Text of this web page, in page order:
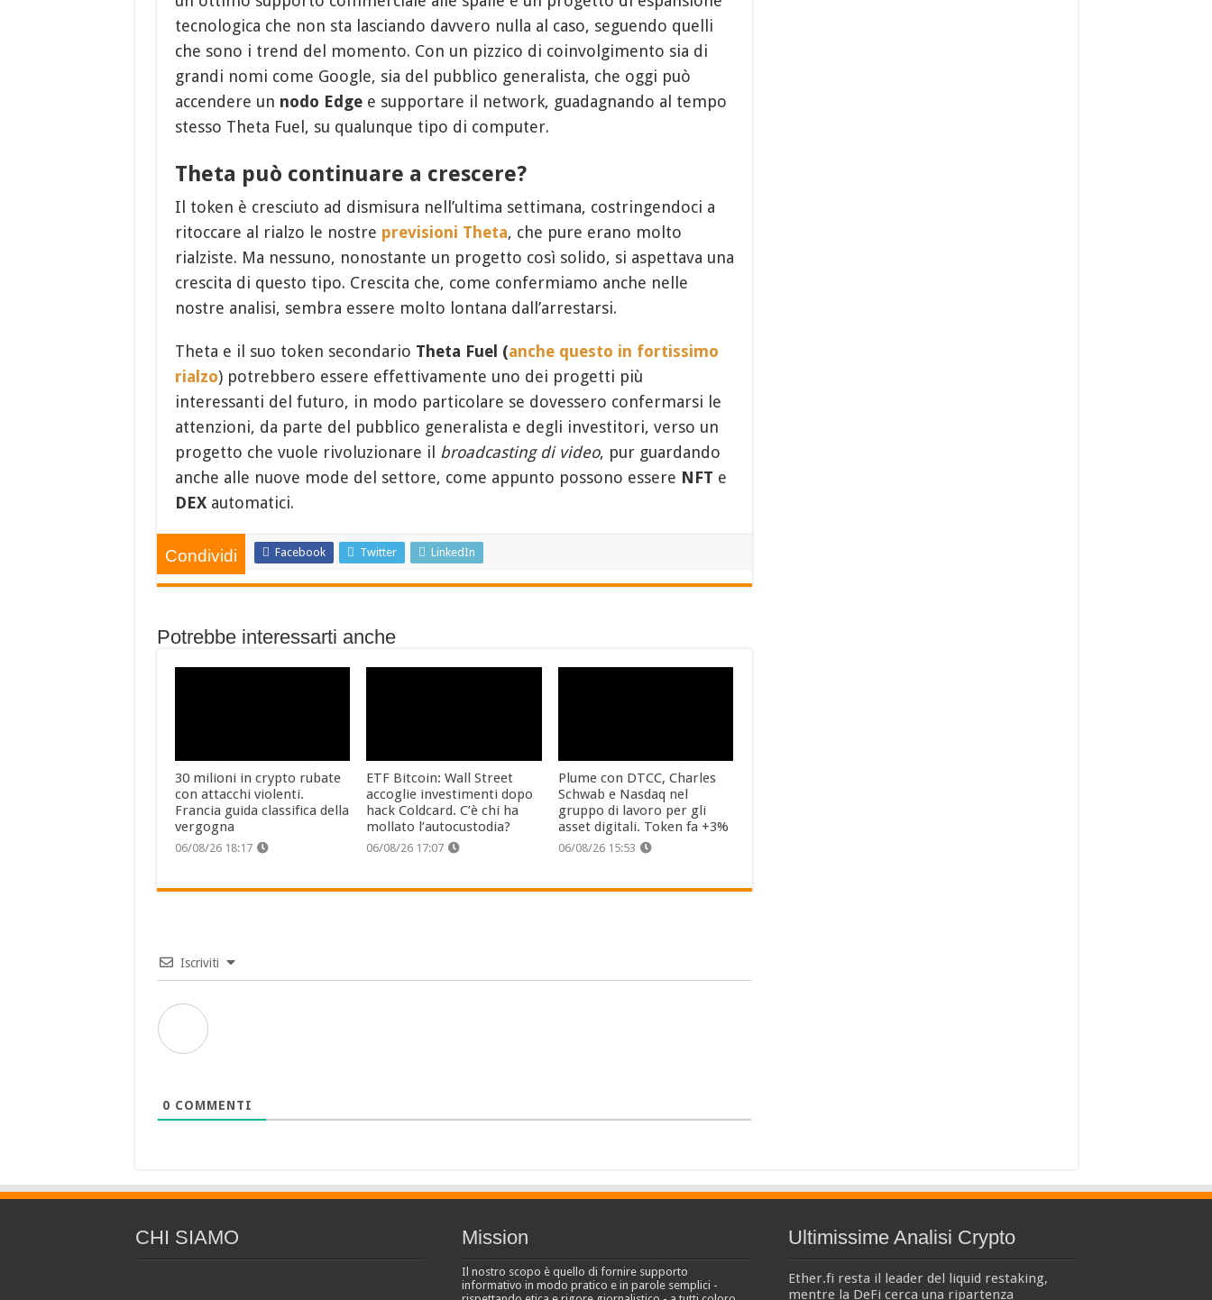
tecnologica che non sta lasciando davvero nulla al caso, seguendo quelli
che sono i trend del momento. Con un pizzico di coinvolgimento sia di
grandi nomi come Google, sia del pubblico generalista, che oggi può
accendere un nodo Edgee supportare il network, guadagnando al tempo
stesso Theta Fuel, su qualunque tipo di computer.
Theta può continuare a crescere?
Il token è cresciuto ad dismisura nell’ultima settimana, costringendoci a
ritoccare al rialzo le nostre previsioni Theta, che pure erano molto
rialziste. Ma nessuno, nonostante un progetto così solido, si aspettava una
crescita di questo tipo. Crescita che, come confermiamo anche nelle
nostre analisi, sembra essere molto lontana dall’arrestarsi.
Theta e il suo token secondario Theta Fuel (anche questo in fortissimo
rialzo) potrebbero essere effettivamente uno dei progetti più
interessanti del futuro, in modo particolare se dovessero confermarsi le
attenzioni, da parte del pubblico generalista e degli investitori, verso un
progetto che vuole rivoluzionare il broadcasting di video, pur guardando
anche alle nuove mode del settore, come appunto possono essere NFT e
DEX automatici.
Condividi Facebook Twitter LinkedIn
Potrebbe interessarti anche
30 milioni in crypto rubate
con attacchi violenti.
Francia guida classifica della
vergogna
06/08/26 18:17
ETF Bitcoin: Wall Street
accoglie investimenti dopo
hack Coldcard. C’è chi ha
mollato l’autocustodia?
06/08/26 17:07
Plume con DTCC, Charles
Schwab e Nasdaq nel
gruppo di lavoro per gli
asset digitali. Token fa +3%
06/08/26 15:53
Iscriviti
0 COMMENTI
CHI SIAMO Mission
Il nostro scopo è quello di fornire supporto
informativo in modo pratico e in parole semplici -
Ultimissime Analisi Crypto
Ether.fi resta il leader del liquid restaking,
mentre la DeFi cerca una ripartenza